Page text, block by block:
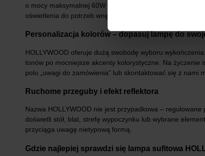
o mocy maksymalnej 60W każda lub ich odpowiedników
oświetlenia do potrzeb wnętrza.
Personalizacja kolorów – dopasuj lampę do
HOLLYWOOD oferuje dużą swobodę wyboru
tonów po mocniejsze akcenty kolorystyczne. Na
polu „uwagi do zamówienia” lub skontaktować się z
Ruchome przeguby i efekt reflektora
Nazwa HOLLYWOOD nie jest przypadkowa –
doświetli stół, blat, strefę wypoczynku lub wybrane
przyciąga uwagę nietypową formą.
Gdzie najlepiej sprawdzi się lampa sufitowa